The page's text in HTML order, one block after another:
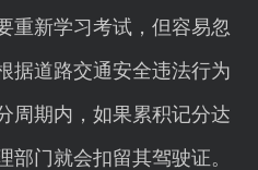
重新学习考试，但容易忽
据道路交通安全违法行为
周期内，如果累积记分达
部门就会扣留其驾驶证。